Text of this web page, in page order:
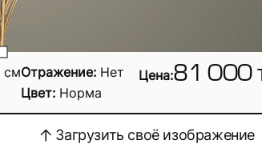
смОтражение: Нет
Цвет: Норма
Цена:81 000
Загрузить своё изображение